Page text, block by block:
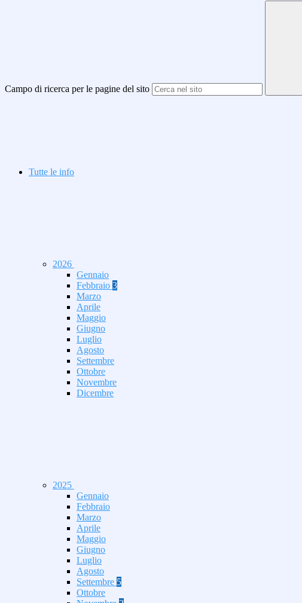
Campo di ricerca per le pagine del sito
Tutte le info
2026
Gennaio
Febbraio 3
Marzo
Aprile
Maggio
Giugno
Luglio
Agosto
Settembre
Ottobre
Novembre
Dicembre
2025
Gennaio
Febbraio
Marzo
Aprile
Maggio
Giugno
Luglio
Agosto
Settembre 5
Ottobre